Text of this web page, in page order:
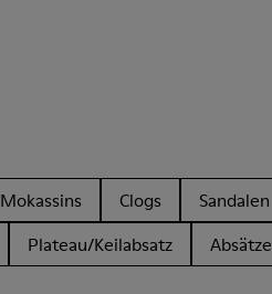
Mokassins Clogs
Sandalen
Plateau/Keilabsatz Absätze